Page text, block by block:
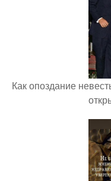
Как опоздание